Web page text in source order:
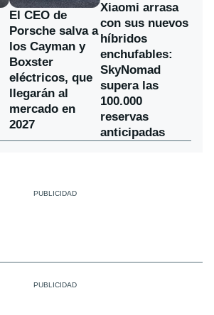
El CEO de
Porsche salva a
los Cayman y
Boxster
eléctricos, que
llegarán al
mercado en
2027
Xiaomi arrasa
con sus nuevos
híbridos
enchufables:
SkyNomad
supera las
100.000
reservas
anticipadas